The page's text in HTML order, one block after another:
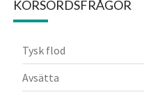
KORSORDSFRÅGOR
Tysk flod
Avsätta